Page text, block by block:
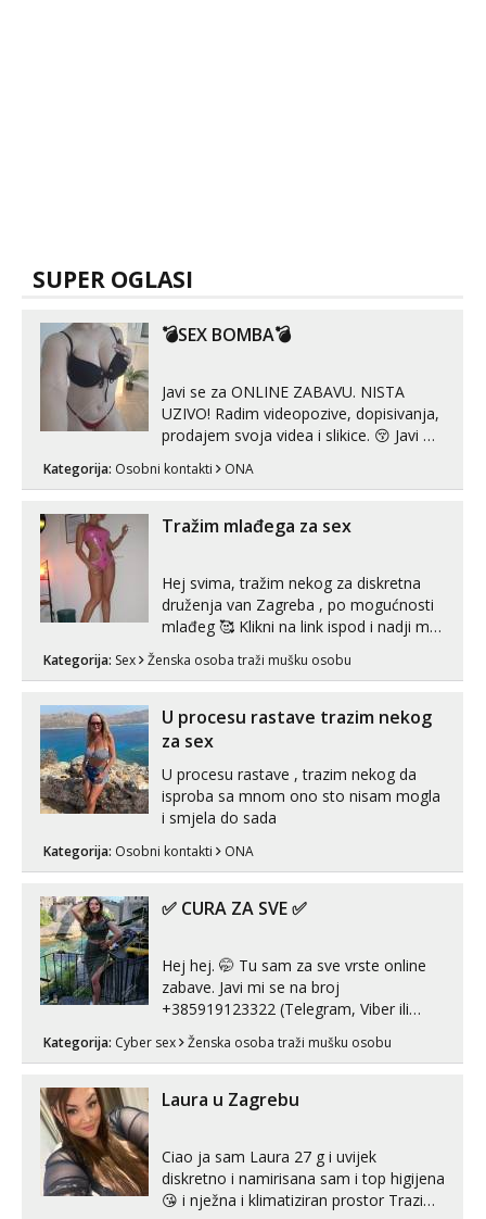
SUPER OGLASI
💣SEX BOMBA💣
Javi se za ONLINE ZABAVU. NISTA
UZIVO! Radim videopozive, dopisivanja,
prodajem svoja videa i slikice. 😚 Javi mi
Telegram. +385 91 723 0045
Kategorija: Osobni kontakti ONA
Tražim mlađega za sex
Hej svima, tražim nekog za diskretna
druženja van Zagreba , po mogućnosti
mlađeg 🥰 Klikni na link ispod i nadji me
Kategorija: Sex Ženska osoba traži mušku osobu
U procesu rastave trazim nekog
za sex
U procesu rastave , trazim nekog da
isproba sa mnom ono sto nisam mogla
i smjela do sada
Kategorija: Osobni kontakti ONA
✅ CURA ZA SVE ✅
Hej hej. 🤭 Tu sam za sve vrste online
zabave. Javi mi se na broj
+385919123322 (Telegram, Viber ili
Whatsapp). 🤙 NE javljaj se na uzivo.
Hvala.
Kategorija: Cyber sex Ženska osoba traži mušku osobu
Laura u Zagrebu
Ciao ja sam Laura 27 g i uvijek
diskretno i namirisana sam i top higijena
😘 i nježna i klimatiziran prostor Trazim